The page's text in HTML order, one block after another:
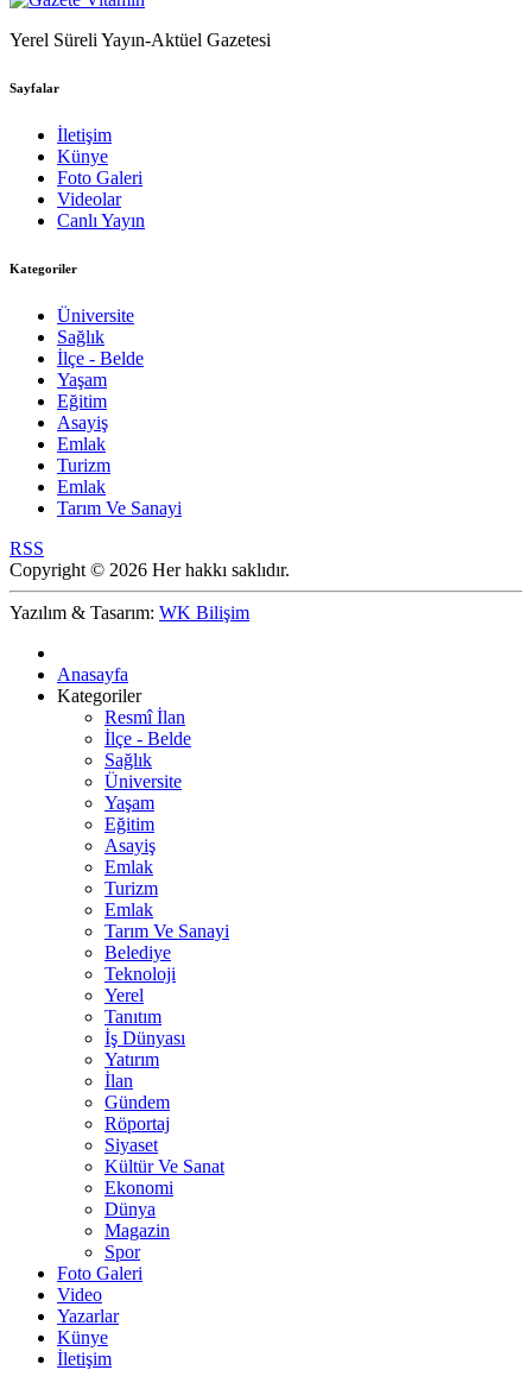
Yerel Süreli Yayın-Aktüel Gazetesi
Sayfalar
İletişim
Künye
Foto Galeri
Videolar
Canlı Yayın
Kategoriler
Üniversite
Sağlık
İlçe - Belde
Yaşam
Eğitim
Asayiş
Emlak
Turizm
Emlak
Tarım Ve Sanayi
RSS
Copyright © 2026 Her hakkı saklıdır.
Yazılım & Tasarım: WK Bilişim
Anasayfa
Kategoriler
Resmî İlan
İlçe - Belde
Sağlık
Üniversite
Yaşam
Eğitim
Asayiş
Emlak
Turizm
Emlak
Tarım Ve Sanayi
Belediye
Teknoloji
Yerel
Tanıtım
İş Dünyası
Yatırım
İlan
Gündem
Röportaj
Siyaset
Kültür Ve Sanat
Ekonomi
Dünya
Magazin
Spor
Foto Galeri
Video
Yazarlar
Künye
İletişim